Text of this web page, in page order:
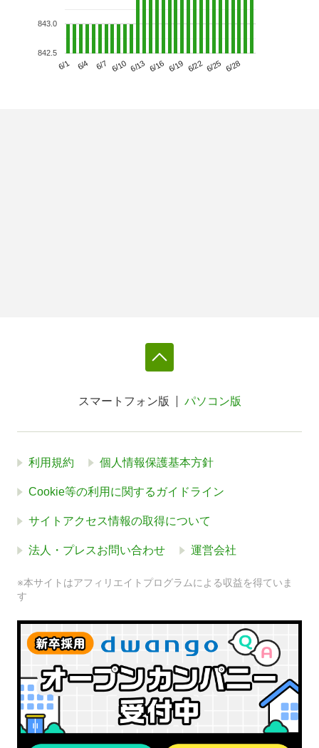
6/1 6/4 6/7 6/10 6/13 6/16 6/19 6/22 6/25 6/28
842.5
843.0
スマートフォン版 パソコン版
利用規約 個人情報保護基本方針
Cookie等の利用に関するガイドライン
サイトアクセス情報の取得について
法人・プレスお問い合わせ 運営会社
※本サイトはアフィリエイトプログラムによる収益を得ていま
す